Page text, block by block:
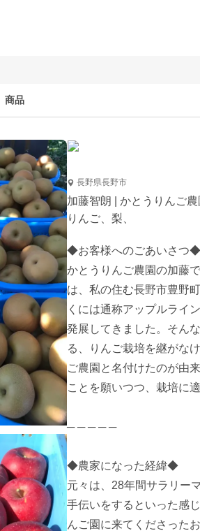
商品
長野県長野市
加藤智朗 | かとうりんご農
りんご、梨、
◆お客様へのごあいさつ◆
かとうりんご農園の加藤
は、私の住む長野市豊野
くには通称アップルライ
発展してきました。そん
る、りんご栽培を継がな
ご農園と名付けたのが由
ことを願いつつ、栽培に
─ ─ ─ ─ ─
◆農家になった経緯◆
元々は、28年間サラリー
手伝いをするといった感
んご園に来てくださった